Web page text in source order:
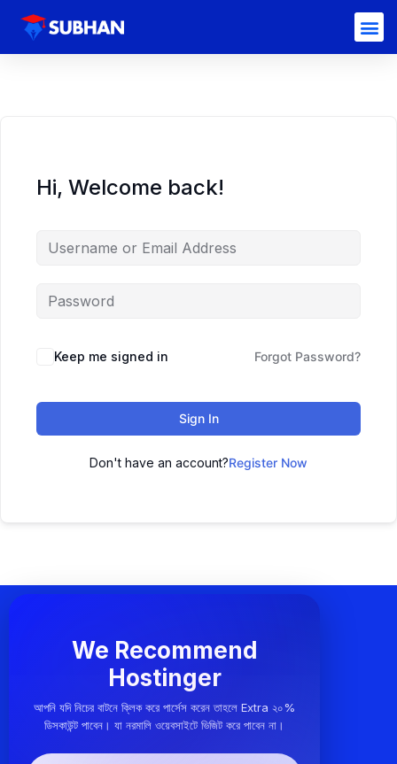
Hi, Welcome back!
Keep me signed in Forgot Password?
Sign In
Don't have an account?Register Now
We Recommend
Hostinger
আপনি যদি নিচের বাটনে ক্লিক করে পার্সেস করেন তাহলে Extra ২০%
ডিসকাউন্ট পাবেন। যা নরমালি ওয়েবসাইটে ভিজিট করে পাবেন না।